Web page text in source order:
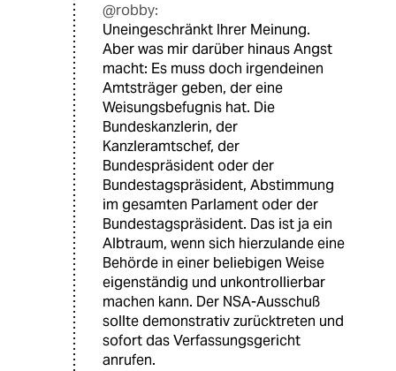
@robby:
Uneingeschränkt Ihrer Meinung.
Aber was mir darüber hinaus Angst
macht: Es muss doch irgendeinen
Amtsträger geben, der eine
Weisungsbefugnis hat. Die
Bundeskanzlerin, der
Kanzleramtschef, der
Bundespräsident oder der
Bundestagspräsident, Abstimmung
im gesamten Parlament oder der
Bundestagspräsident. Das ist ja ein
Albtraum, wenn sich hierzulande eine
Behörde in einer beliebigen Weise
eigenständig und unkontrollierbar
machen kann. Der NSA-Ausschuß
sollte demonstrativ zurücktreten und
sofort das Verfassungsgericht
anrufen.